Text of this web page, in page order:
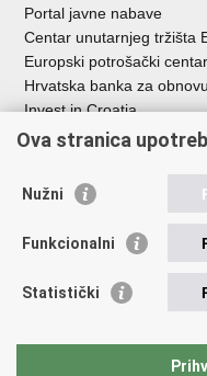
Portal javne nabave
Centar unutarnjeg tržišta
Europski potrošački centar
Hrvatska banka za
Invest in Croatia
Europska banka za
Središnja agencija za
Institucije i javne
Ministarstva
Agencija za ugljikovodike
Hrvatski zavod za norme
Hrvatska agencija za
Ova stranica
Nužni
Funkcionalni
Statistički